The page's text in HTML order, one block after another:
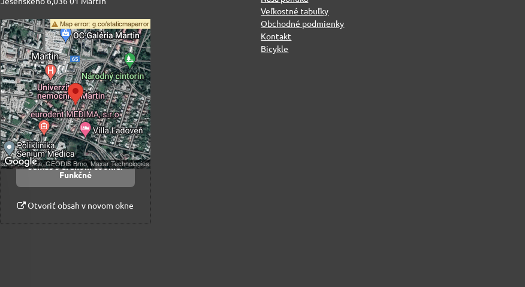
Externý obsah je
blokovaný Voľbami
súkromia
Prajete si načítať externý obsah?
Povoliť tentokrát
Povoliť a zapamätať -
súhlas s druhom cookie:
Funkčné
Otvoriť obsah v novom okne
Veľkostné tabuľky
Obchodné podmienky
Kontakt
Bicykle